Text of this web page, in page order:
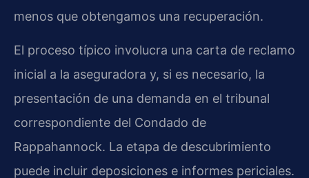
menos que obtengamos una recuperación.
El proceso típico involucra una carta de reclamo
inicial a la aseguradora y, si es necesario, la
presentación de una demanda en el tribunal
correspondiente del Condado de
Rappahannock. La etapa de descubrimiento
puede incluir deposiciones e informes periciales.